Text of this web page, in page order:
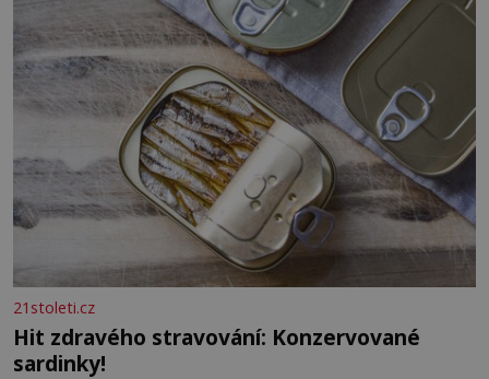
21stoleti.cz
Hit zdravého stravování: Konzervované
sardinky!